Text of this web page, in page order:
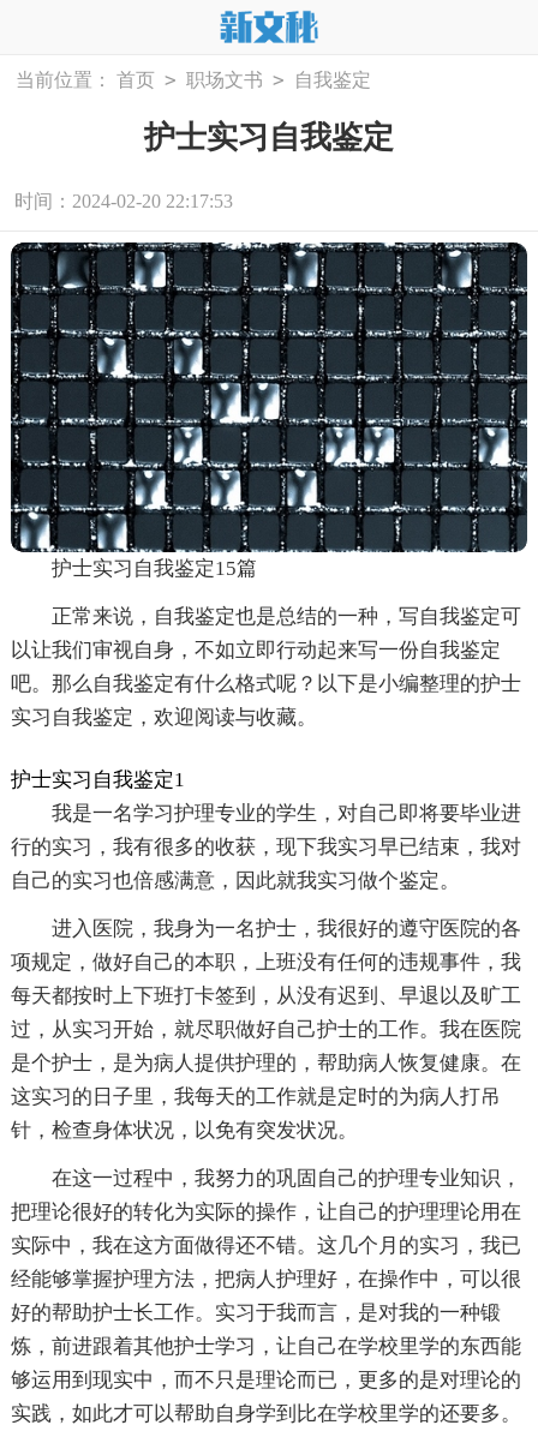
当前位置： 首页 > 职场文书 > 自我鉴定
护士实习自我鉴定
时间：2024-02-20 22:17:53
护士实习自我鉴定15篇
正常来说，自我鉴定也是总结的一种，写自我鉴定可
以让我们审视自身，不如立即行动起来写一份自我鉴定
吧。那么自我鉴定有什么格式呢？以下是小编整理的护士
实习自我鉴定，欢迎阅读与收藏。
护士实习自我鉴定1
我是一名学习护理专业的学生，对自己即将要毕业进
行的实习，我有很多的收获，现下我实习早已结束，我对
自己的实习也倍感满意，因此就我实习做个鉴定。
进入医院，我身为一名护士，我很好的遵守医院的各
项规定，做好自己的本职，上班没有任何的违规事件，我
每天都按时上下班打卡签到，从没有迟到、早退以及旷工
过，从实习开始，就尽职做好自己护士的工作。我在医院
是个护士，是为病人提供护理的，帮助病人恢复健康。在
这实习的日子里，我每天的工作就是定时的为病人打吊
针，检查身体状况，以免有突发状况。
在这一过程中，我努力的巩固自己的护理专业知识，
把理论很好的转化为实际的操作，让自己的护理理论用在
实际中，我在这方面做得还不错。这几个月的实习，我已
经能够掌握护理方法，把病人护理好，在操作中，可以很
好的帮助护士长工作。实习于我而言，是对我的一种锻
炼，前进跟着其他护士学习，让自己在学校里学的东西能
够运用到现实中，而不只是理论而已，更多的是对理论的
实践，如此才可以帮助自身学到比在学校里学的还要多。